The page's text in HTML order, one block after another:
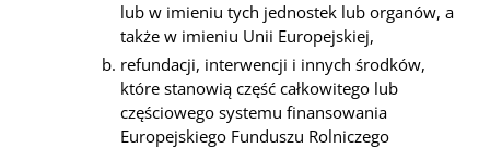
lub w imieniu tych jednostek lub organów, a
także w imieniu Unii Europejskiej,
refundacji, interwencji i innych środków,
które stanowią część całkowitego lub
częściowego systemu finansowania
Europejskiego Funduszu Rolniczego